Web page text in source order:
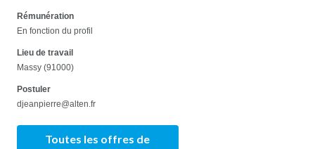
Rémunération
En fonction du profil
Lieu de travail
Massy (91000)
Postuler
djeanpierre@alten.fr
Toutes les offres de